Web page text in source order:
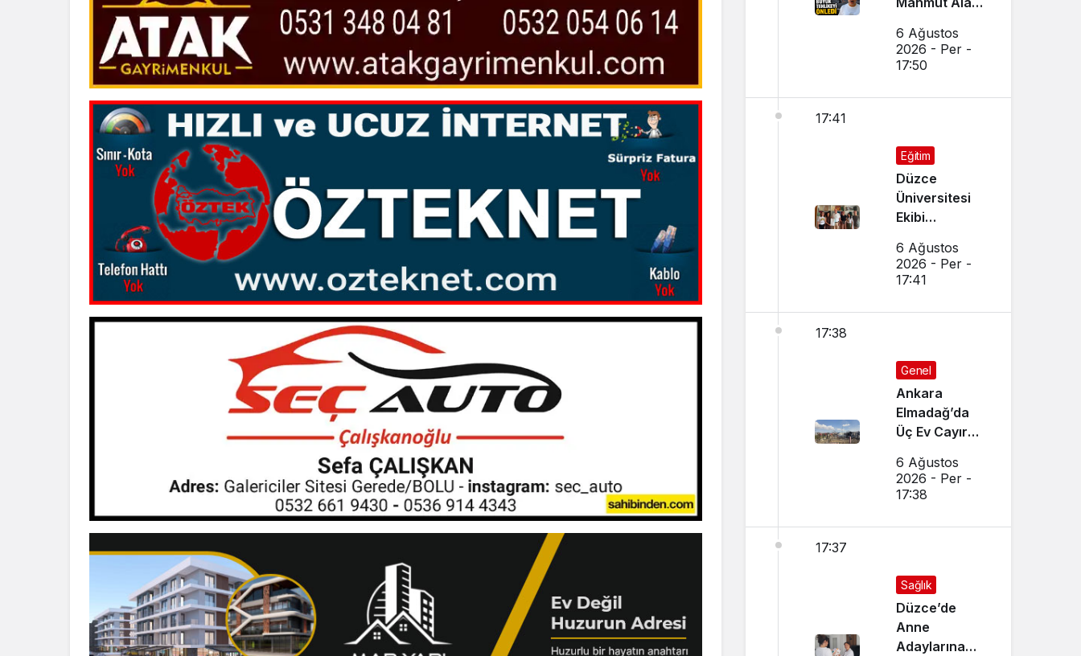
Tehlikeyi
Önledi
6 Ağustos
2026 - Per -
17:50
17:41
Eğitim
Düzce
Üniversitesi
Ekibi
Ses Verdi
6 Ağustos
2026 - Per -
17:41
17:38
Genel
Ankara
Elmadağ’da
Üç Ev Cayır
6 Ağustos
2026 - Per -
17:38
17:37
Sağlık
Düzce’de
Anne
Adaylarına